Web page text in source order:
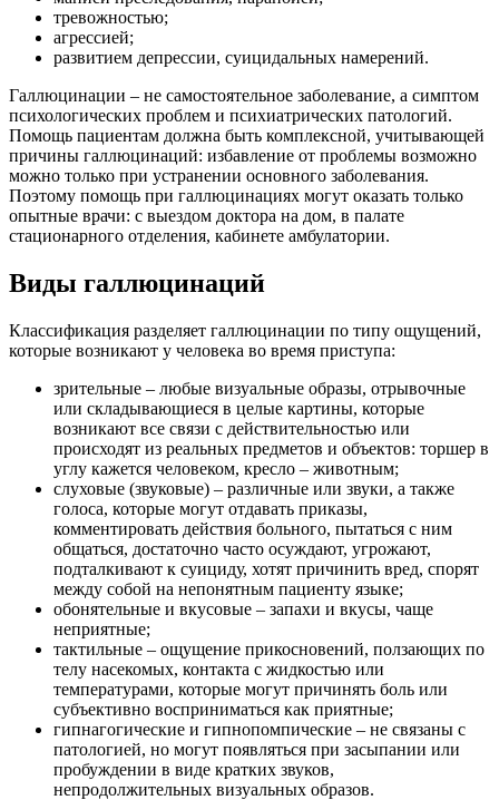
тревожностью;
агрессией;
развитием депрессии, суицидальных намерений.
Галлюцинации – не самостоятельное заболевание, а симптом
психологических проблем и психиатрических патологий.
Помощь пациентам должна быть комплексной, учитывающей
причины галлюцинаций: избавление от проблемы возможно
можно только при устранении основного заболевания.
Поэтому помощь при галлюцинациях могут оказать только
опытные врачи: с выездом доктора на дом, в палате
стационарного отделения, кабинете амбулатории.
Виды галлюцинаций
Классификация разделяет галлюцинации по типу ощущений,
которые возникают у человека во время приступа:
зрительные – любые визуальные образы, отрывочные
или складывающиеся в целые картины, которые
возникают все связи с действительностью или
происходят из реальных предметов и объектов: торшер в
углу кажется человеком, кресло – животным;
слуховые (звуковые) – различные или звуки, а также
голоса, которые могут отдавать приказы,
комментировать действия больного, пытаться с ним
общаться, достаточно часто осуждают, угрожают,
подталкивают к суициду, хотят причинить вред, спорят
между собой на непонятным пациенту языке;
обонятельные и вкусовые – запахи и вкусы, чаще
неприятные;
тактильные – ощущение прикосновений, ползающих по
телу насекомых, контакта с жидкостью или
температурами, которые могут причинять боль или
субъективно восприниматься как приятные;
гипнагогические и гипнопомпические – не связаны с
патологией, но могут появляться при засыпании или
пробуждении в виде кратких звуков,
непродолжительных визуальных образов.